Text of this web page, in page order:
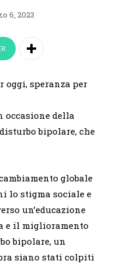
6, 2023
oggi, speranza per
occasione della
bipolare, che
globale
lo stigma sociale e
un’educazione
e il miglioramento
bipolare, un
siano stati colpiti